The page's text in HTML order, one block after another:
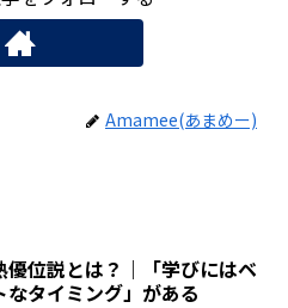
Amamee(あまめー)
優位説とは？｜「学びにはベ
なタイミング」がある